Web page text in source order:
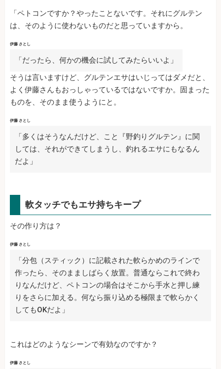
「ペトコンですか？やったことないです。それにグルテン
は、そのように使わないものだと思っていますから。
伊藤 さとし
「だったら、何かの機会に試してみたらいいよ」
そうは言いますけど、グルテンエサはいじってはダメだと、
よく伊藤さんもおっしゃっているではないですか。固まった
ものを、そのまま使うようにと。
伊藤 さとし
「多くはそうなんだけど、こと『野釣りグルテン』に関
しては、それができてしまうし、釣れるエサにもなるん
だよ」
軟タッチでもエサ持ちキープ
その作り方は？
伊藤 さとし
「分包（スティック）に記載された軟らかめのラインで
作ったら、そのまましばらく放置。普通ならこれで終わ
りなんだけど、ペトコンの場合はそこから手水と押し練
りをさらに加える。何なら振り込める極限まで軟らかく
してもOKだよ」
これはどのようなシーンで有効なのですか？
伊藤 さとし